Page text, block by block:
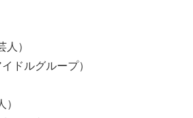
）
ドルグループ）